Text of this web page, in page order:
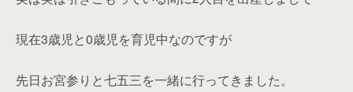
現在3歳児と0歳児を育児中なのですが
先日お宮参りと七五三を一緒に行ってきました。